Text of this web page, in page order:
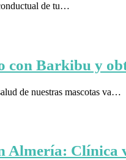
de tu…
con Barkibu y
de nuestras mascotas va…
Almería: